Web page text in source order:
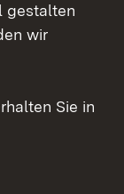
gestalten
wir
Sie in